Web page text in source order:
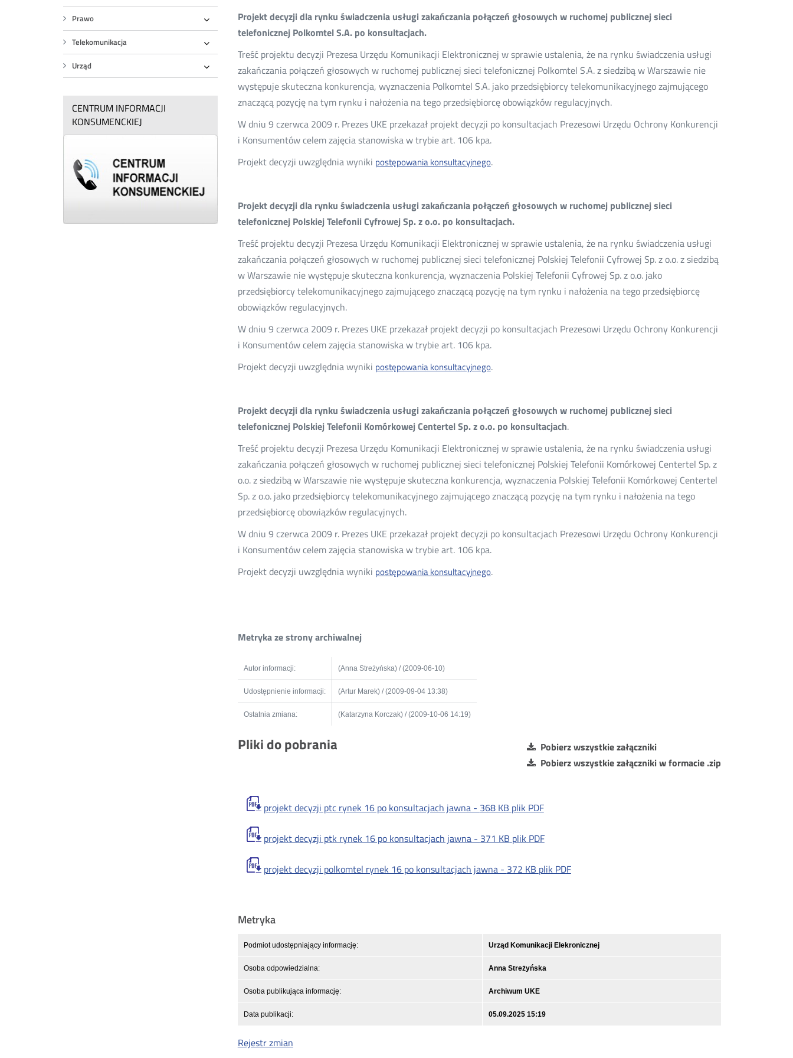
Rozwiń
Prawo
Rozwiń
Telekomunikacja
Rozwiń
Urząd
Rozwiń
CENTRUM INFORMACJI
KONSUMENCKIEJ
Projekt decyzji dla rynku świadczenia usługi zakańczania połączeń głosowych w ruchomej publicznej sieci
telefonicznej Polkomtel S.A. po konsultacjach.
Treść projektu decyzji Prezesa Urzędu Komunikacji Elektronicznej w sprawie ustalenia, że na rynku świadczenia usługi
zakańczania połączeń głosowych w ruchomej publicznej sieci telefonicznej Polkomtel S.A. z siedzibą w Warszawie nie
występuje skuteczna konkurencja, wyznaczenia Polkomtel S.A. jako przedsiębiorcy telekomunikacyjnego zajmującego
znaczącą pozycję na tym rynku i nałożenia na tego przedsiębiorcę obowiązków regulacyjnych.
W dniu 9 czerwca 2009 r. Prezes UKE przekazał projekt decyzji po konsultacjach Prezesowi Urzędu Ochrony Konkurencji
i Konsumentów celem zajęcia stanowiska w trybie art. 106 kpa.
Projekt decyzji uwzględnia wyniki postępowania konsultacyjnego.
Projekt decyzji dla rynku świadczenia usługi zakańczania połączeń głosowych w ruchomej publicznej sieci
telefonicznej Polskiej Telefonii Cyfrowej Sp. z o.o. po konsultacjach.
Treść projektu decyzji Prezesa Urzędu Komunikacji Elektronicznej w sprawie ustalenia, że na rynku świadczenia usługi
zakańczania połączeń głosowych w ruchomej publicznej sieci telefonicznej Polskiej Telefonii Cyfrowej Sp. z o.o. z siedzibą
w Warszawie nie występuje skuteczna konkurencja, wyznaczenia Polskiej Telefonii Cyfrowej Sp. z o.o. jako
przedsiębiorcy telekomunikacyjnego zajmującego znaczącą pozycję na tym rynku i nałożenia na tego przedsiębiorcę
obowiązków regulacyjnych.
W dniu 9 czerwca 2009 r. Prezes UKE przekazał projekt decyzji po konsultacjach Prezesowi Urzędu Ochrony Konkurencji
i Konsumentów celem zajęcia stanowiska w trybie art. 106 kpa.
Projekt decyzji uwzględnia wyniki postępowania konsultacyjnego.
Projekt decyzji dla rynku świadczenia usługi zakańczania połączeń głosowych w ruchomej publicznej sieci
telefonicznej Polskiej Telefonii Komórkowej Centertel Sp. z o.o. po konsultacjach.
Treść projektu decyzji Prezesa Urzędu Komunikacji Elektronicznej w sprawie ustalenia, że na rynku świadczenia usługi
zakańczania połączeń głosowych w ruchomej publicznej sieci telefonicznej Polskiej Telefonii Komórkowej Centertel Sp. z
o.o. z siedzibą w Warszawie nie występuje skuteczna konkurencja, wyznaczenia Polskiej Telefonii Komórkowej Centertel
Sp. z o.o. jako przedsiębiorcy telekomunikacyjnego zajmującego znaczącą pozycję na tym rynku i nałożenia na tego
przedsiębiorcę obowiązków regulacyjnych.
W dniu 9 czerwca 2009 r. Prezes UKE przekazał projekt decyzji po konsultacjach Prezesowi Urzędu Ochrony Konkurencji
i Konsumentów celem zajęcia stanowiska w trybie art. 106 kpa.
Projekt decyzji uwzględnia wyniki postępowania konsultacyjnego.
Metryka ze strony archiwalnej
Autor informacji: (Anna Streżyńska) / (2009-06-10)
Udostępnienie informacji: (Artur Marek) / (2009-09-04 13:38)
Ostatnia zmiana: (Katarzyna Korczak) / (2009-10-06 14:19)
Pliki do pobrania
Pobierz wszystkie załączniki
Pobierz wszystkie załączniki w formacie .zip
projekt decyzji ptc rynek 16 po konsultacjach jawna - 368 KB plik PDF
projekt decyzji ptk rynek 16 po konsultacjach jawna - 371 KB plik PDF
projekt decyzji polkomtel rynek 16 po konsultacjach jawna - 372 KB plik PDF
Metryka
Podmiot udostępniający informację: Urząd Komunikacji Elekronicznej
Osoba odpowiedzialna: Anna Streżyńska
Osoba publikująca informację: Archiwum UKE
Data publikacji: 05.09.2025 15:19
Rejestr zmian